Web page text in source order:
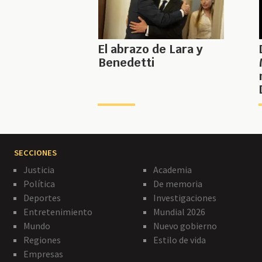
El abrazo de Lara y
Benedetti
SECCIONES
Justicia
Política
Deportes
Entretenimiento
Mundo
Regiones
Empresas
Academia
De memoria
Investigaciones
Mundial 2026
Nuevo gobierno
Estilo de vida